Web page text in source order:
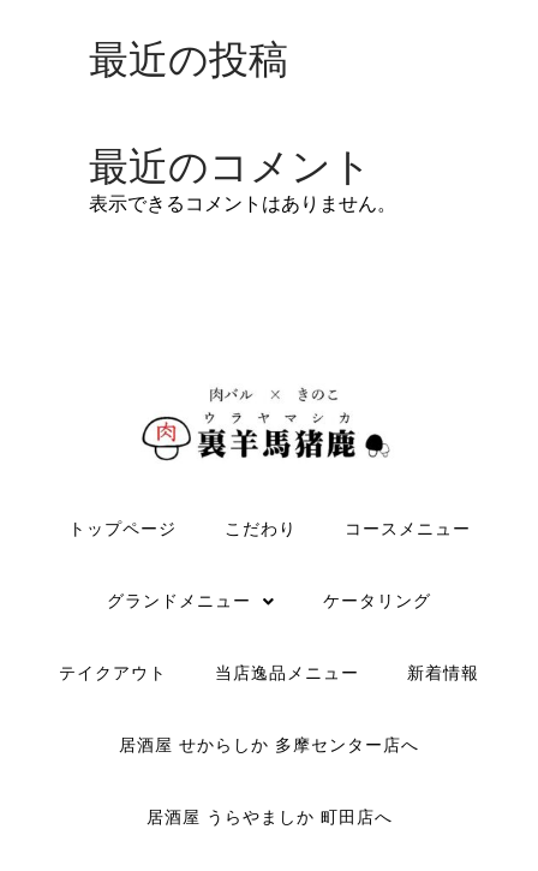
最近の投稿
最近のコメント
表示できるコメントはありません。
トップページ こだわり コースメニュー
グランドメニュー ケータリング
テイクアウト 当店逸品メニュー 新着情報
居酒屋 せからしか 多摩センター店へ
居酒屋 うらやましか 町田店へ